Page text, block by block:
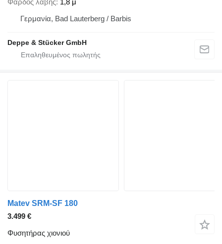
Φάρδος λαβής 1,8 μ
Γερμανία, Bad Lauterberg / Barbis
Deppe & Stücker GmbH
Matev SRM-SF 180
3.499 €
Φυσητήρας χιονιού